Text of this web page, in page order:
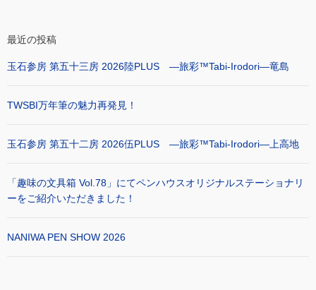
最近の投稿
玉石参房 第五十三房 2026陸PLUS ―旅彩™Tabi-Irodori―竜島
TWSBI万年筆の魅力再発見！
玉石参房 第五十二房 2026伍PLUS ―旅彩™Tabi-Irodori―上高地
「趣味の文具箱 Vol.78」にてペンハウスオリジナルステーショナリ
ーをご紹介いただきました！
NANIWA PEN SHOW 2026